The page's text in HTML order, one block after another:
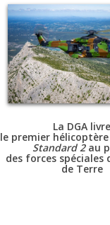
La DGA livre
le premier hélicoptère
Standard 2au
des forces spéciales
de Terre